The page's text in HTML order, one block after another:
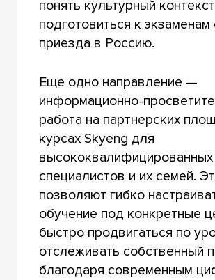
понять культурный
подготовиться к
приезда в Россию.
Еще одно направление —
информационно-
работа на партнерских
курсах Skyeng для
высококвалифицированных
специалистов и их семей.
позволяют гибко
обучение под конкретные
быстро продвигаться по
отслеживать собственный
благодаря современным